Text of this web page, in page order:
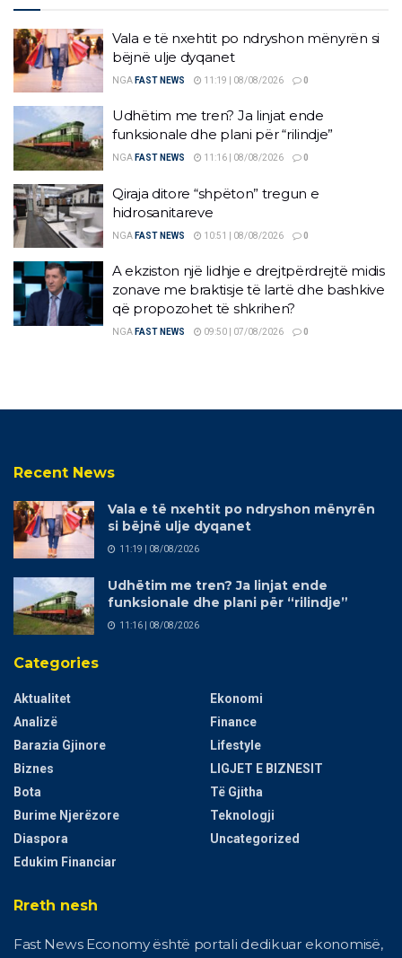
Vala e të nxehtit po ndryshon mënyrën si
bëjnë ulje dyqanet
NGA FAST NEWS 11:19 | 08/08/2026 0
Udhëtim me tren? Ja linjat ende
funksionale dhe plani për “rilindje”
NGA FAST NEWS 11:16 | 08/08/2026 0
Qiraja ditore “shpëton” tregun e
hidrosanitareve
NGA FAST NEWS 10:51 | 08/08/2026 0
A ekziston një lidhje e drejtpërdrejtë midis
zonave me braktisje të lartë dhe bashkive
që propozohet të shkrihen?
NGA FAST NEWS 09:50 | 07/08/2026 0
Recent News
Vala e të nxehtit po ndryshon mënyrën
si bëjnë ulje dyqanet
11:19 | 08/08/2026
Udhëtim me tren? Ja linjat ende
funksionale dhe plani për “rilindje”
11:16 | 08/08/2026
Categories
Aktualitet
Analizë
Barazia Gjinore
Biznes
Bota
Burime Njerëzore
Diaspora
Edukim Financiar
Ekonomi
Finance
Lifestyle
LIGJET E BIZNESIT
Të Gjitha
Teknologji
Uncategorized
Rreth nesh
Fast News Economy është portali dedikuar ekonomisë,